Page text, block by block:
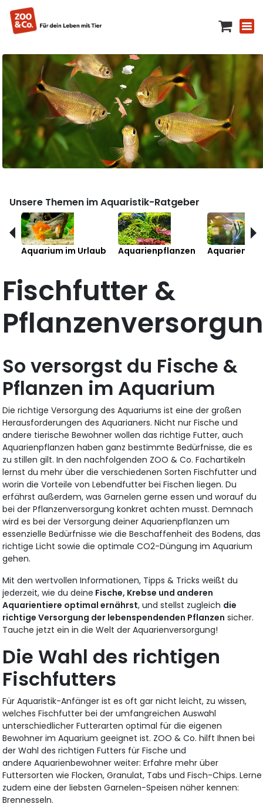
Unsere Themen im Aquaristik-Ratgeber
Aquarium im Urlaub Aquarienpflanzen
Fischfutter &
So versorgst du Fische &
Pflanzen im Aquarium
Die richtige Versorgung des Aquariums ist eine der großen
Herausforderungen des Aquarianers. Nicht nur Fische und
andere tierische Bewohner wollen das richtige Futter, auch
Aquarienpflanzen haben ganz bestimmte Bedürfnisse, die es
zu stillen gilt. In den nachfolgenden ZOO & Co. Fachartikeln
lernst du mehr über die verschiedenen Sorten Fischfutter und
worin die Vorteile von Lebendfutter bei Fischen liegen. Du
erfährst außerdem, was Garnelen gerne essen und worauf du
bei der Pflanzenversorgung konkret achten musst. Demnach
wird es bei der Versorgung deiner Aquarienpflanzen um
essenzielle Bedürfnisse wie die Beschaffenheit des Bodens, das
richtige Licht sowie die optimale CO2-Düngung im Aquarium
gehen.
Mit den wertvollen Informationen, Tipps & Tricks weißt du
jederzeit, wie du deine Fische, Krebse und anderen
Aquarientiere optimal ernährst, und stellst zugleich die
richtige Versorgung der lebenspendenden Pflanzen sicher.
Tauche jetzt ein in die Welt der Aquarienversorgung!
Die Wahl des richtigen
Fischfutters
Für Aquaristik-Anfänger ist es oft gar nicht leicht, zu wissen,
welches Fischfutter bei der umfangreichen Auswahl
unterschiedlicher Futterarten optimal für die eigenen
Bewohner im Aquarium geeignet ist. ZOO & Co. hilft Ihnen bei
der Wahl des richtigen Futters für Fische und
andere Aquarienbewohner weiter: Erfahre mehr über
Futtersorten wie Flocken, Granulat, Tabs und Fisch-Chips. Lerne
zudem eine der liebsten Garnelen-Speisen näher kennen:
Brennesseln.